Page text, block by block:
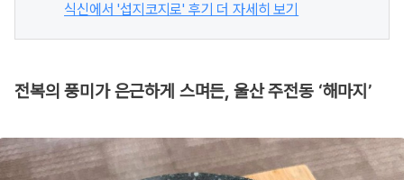
식신에서 '섭지코지로' 후기 더 자세히 보기
전복의 풍미가 은근하게 스며든, 울산 주전동 ‘해마지’